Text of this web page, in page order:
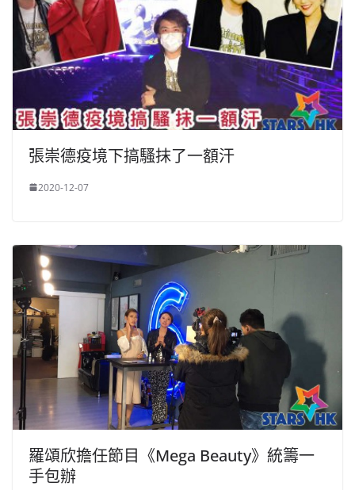
張崇德疫境下搞騷抹了一額汗
2020-12-07
羅頌欣擔任節目《Mega Beauty》統籌一
手包辦